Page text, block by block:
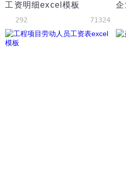
工资明细excel模板
292 71324